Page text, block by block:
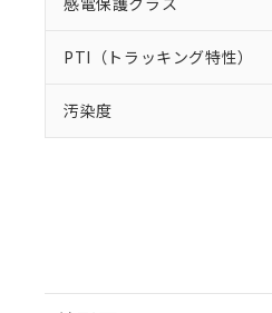
PTI（トラッキング特性）
汚染度